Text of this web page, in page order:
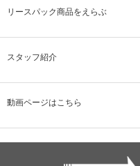
リースパック商品をえらぶ
スタッフ紹介
動画ページはこちら